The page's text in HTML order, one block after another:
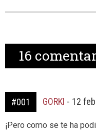
16
#001 GORKI - 12
¡Pero como se te ha